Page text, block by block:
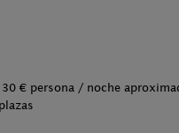
€ persona / noche